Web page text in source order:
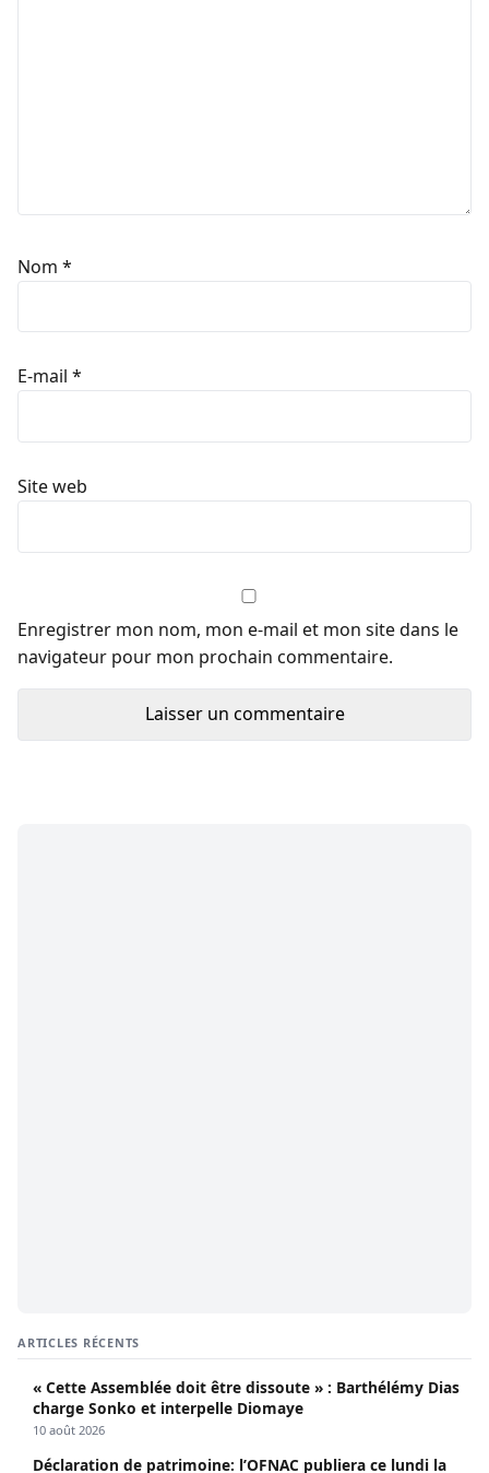
Nom *
E-mail *
Site web
Enregistrer mon nom, mon e-mail et mon site dans le
navigateur pour mon prochain commentaire.
ARTICLES RÉCENTS
« Cette Assemblée doit être dissoute » : Barthélémy Dias
charge Sonko et interpelle Diomaye
10 août 2026
Déclaration de patrimoine: l’OFNAC publiera ce lundi la